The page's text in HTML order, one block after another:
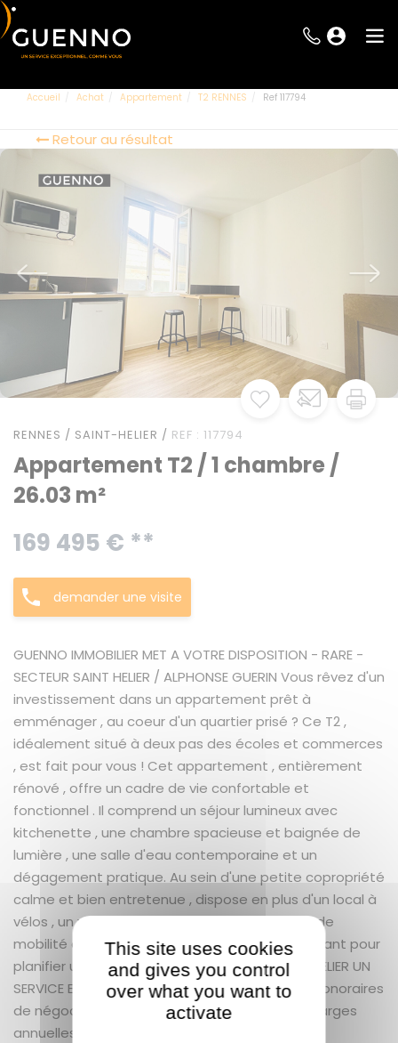
Accueil Achat Appartement T2 RENNES Ref 117794
Retour au résultat
RENNES / SAINT-HELIER / REF : 117794
Appartement T2 / 1 chambre /
26.03 m²
169 495 € **
demander une visite
GUENNO IMMOBILIER MET A VOTRE DISPOSITION - RARE -
SECTEUR SAINT HELIER / ALPHONSE GUERIN Vous rêvez d'un
investissement dans un appartement prêt à
emménager , au coeur d'un quartier prisé ? Ce T2 ,
idéalement situé à deux pas des écoles et commerces
, est fait pour vous ! Cet appartement , entièrement
rénové , offre un cadre de vie confortable et
fonctionnel . Il comprend un séjour lumineux avec
kitchenette , une chambre spacieuse et baignée de
lumière , une salle d'eau contemporaine et un
dégagement pratique. Au sein d'une petite copropriété
calme et bien entretenue , dispose en plus d'un local à
vélos , un véritable atout pour les passionnés de
mobilité douce . Contactez-nous dès maintenant pour
planifier une visite ! GUENNO IMMOBILIER SAINT HELIER UN
SERVICE EXCEPTIONNEL, COMME VOUS + 5.93 % honoraires
de négociation TTC. Copropriété de 6 lots. Charges
annuelles : 256.98 euros.
This site uses cookies
and gives you control
over what you want to
activate